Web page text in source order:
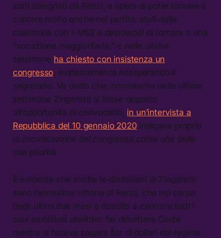
stati disegnati da Renzi, e spera di poter tornare a
contare molto anche nel partito, stufi della
coalizione con il M5S e desiderosi di tornare a una
“vocazione maggioritaria,” e nelle ultime
settimane ha chiesto con insistenza un
congresso , evidentemente esasperando il
segretario. Va detto che, nonostante nelle ultime
settimane Zingaretti si fosse opposto
all’opportunità di convocarlo, in un’intervista a
Repubblica del 10 gennaio 2020 indicava proprio
la convocazione del congresso come una delle
sue priorità.
È evidente che anche le dimissioni di Zingaretti
sono l’ennesima vittoria di Renzi, che nel corso
degli ultimi due mesi è riuscito a centrare tutti i
suoi ambiziosi obiettivi: far dimettere Conte
mentre si faceva pagare fior di dollari dal regime